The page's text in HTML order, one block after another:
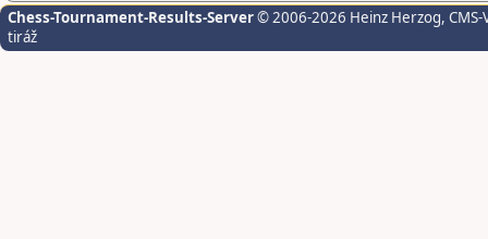
Chess-Tournament-Results-Server© 2006-2026 Heinz Herzog,
tiráž